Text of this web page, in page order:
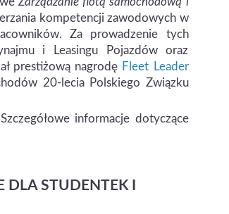
kompetencji zawodowych w
Za prowadzenie tych
i Leasingu Pojazdów oraz
prestiżową nagrodę Fleet Leader
20-lecia Polskiego Związku
Szczegółowe informacje dotyczące
STUDENTEK I